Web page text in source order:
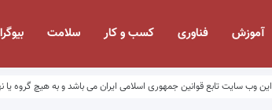
آموزش فناوری کسب و کار سلامت
این وب سایت تابع قوانین جمهوری اسلامی ایران می باشد و به هیچ گروه